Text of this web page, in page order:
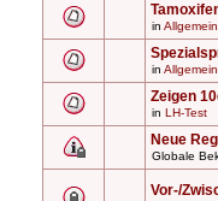
in
in
Zeigen
in LH-Test
Neue
Globale
Vor-/